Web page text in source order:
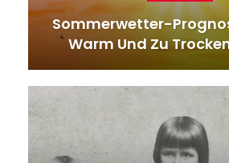
Sommerwetter-
Warm Und Zu